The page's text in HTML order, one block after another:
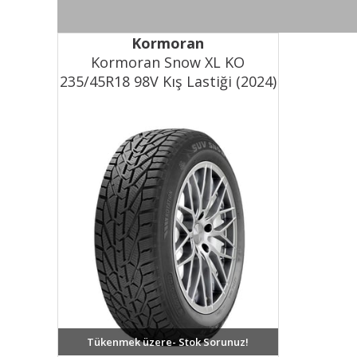
Kormoran
Kormoran Snow XL KO
235/45R18 98V Kış Lastiği (2024)
Tükenmek üzere- Stok Sorunuz!